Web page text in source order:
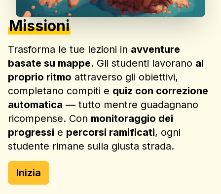
Missioni
Trasforma le tue lezioni in avventure
basate su mappe. Gli studenti lavorano al
proprio ritmo attraverso gli obiettivi,
completano compiti e quiz con correzione
automatica — tutto mentre guadagnano
ricompense. Con monitoraggio dei
progressi e percorsi ramificati, ogni
studente rimane sulla giusta strada.
Inizia